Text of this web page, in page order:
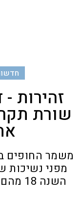
זהירות -
שורת
משמר החופים
מפני נשיכות
השנה